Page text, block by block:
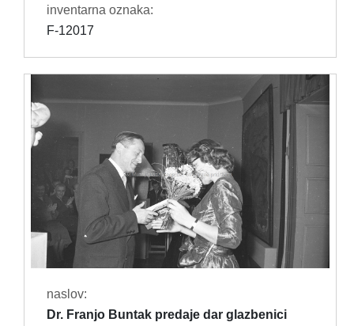
inventarna oznaka:
F-12017
naslov:
Dr. Franjo Buntak predaje dar glazbenici